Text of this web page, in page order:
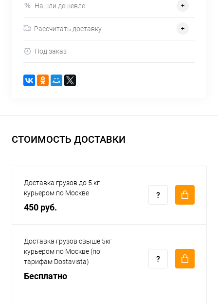
Нашли дешевле
Рассчитать доставку
Под заказ
СТОИМОСТЬ ДОСТАВКИ
Доставка грузов до 5 кг
курьером по Москве
450 руб.
Доставка грузов свыше 5кг
курьером по Москве (по
тарифам Dostavista)
Бесплатно